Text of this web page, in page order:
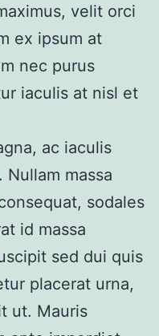
velit orci
ex ipsum at
nec purus
iaculis at nisl et
ac iaculis
massa
sodales
id massa
sed dui quis
placerat urna,
ut. Mauris